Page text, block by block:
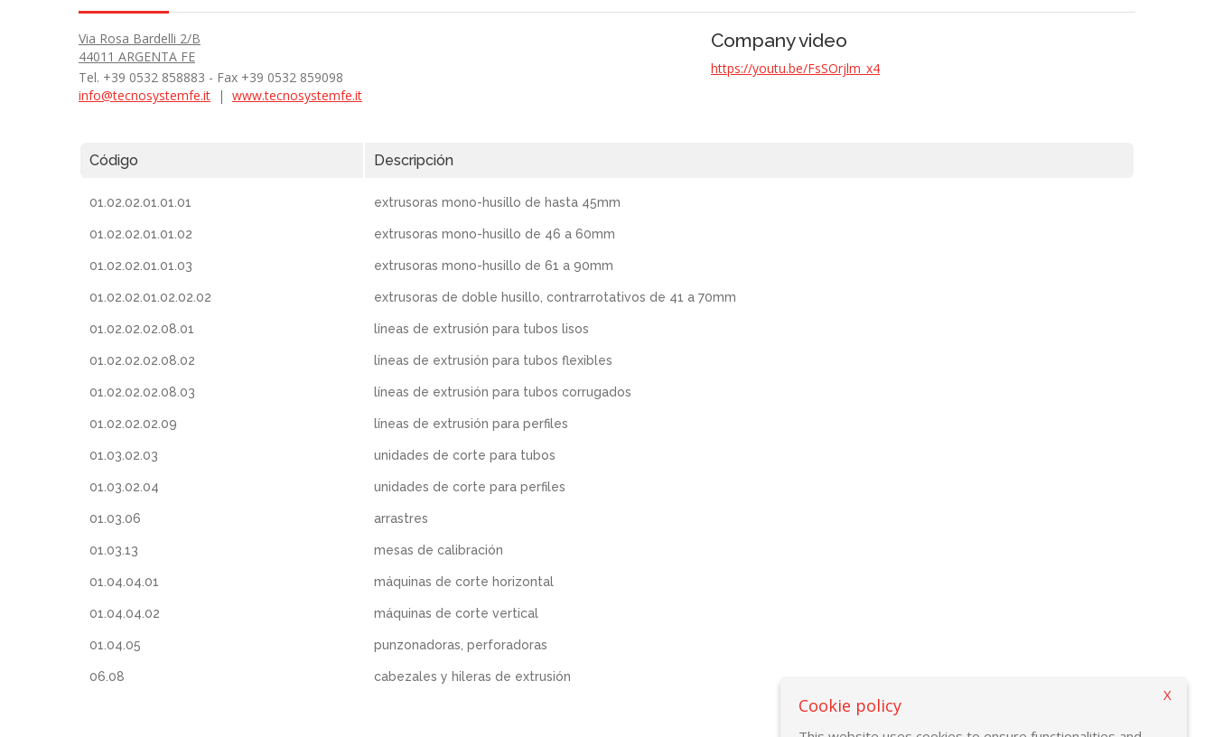
Via Rosa Bardelli 2/B
44011 ARGENTA FE
Tel. +39 0532 858883 - Fax +39 0532 859098
info@tecnosystemfe.it | www.tecnosystemfe.it
Company video
https://youtu.be/FsSOrjlm_x4
Código Descripción
01.02.02.01.01.01 extrusoras mono-husillo de hasta 45mm
01.02.02.01.01.02 extrusoras mono-husillo de 46 a 60mm
01.02.02.01.01.03 extrusoras mono-husillo de 61 a 90mm
01.02.02.01.02.02.02 extrusoras de doble husillo, contrarrotativos de 41 a 70mm
01.02.02.02.08.01 líneas de extrusión para tubos lisos
01.02.02.02.08.02 líneas de extrusión para tubos flexibles
01.02.02.02.08.03 líneas de extrusión para tubos corrugados
01.02.02.02.09 líneas de extrusión para perfiles
01.03.02.03 unidades de corte para tubos
01.03.02.04 unidades de corte para perfiles
01.03.06 arrastres
01.03.13 mesas de calibración
01.04.04.01 máquinas de corte horizontal
01.04.04.02 máquinas de corte vertical
01.04.05 punzonadoras, perforadoras
06.08 cabezales y hileras de extrusión
Cookie policy X